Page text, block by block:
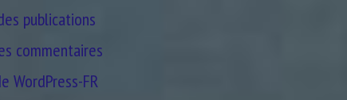
publications
commentaires
WordPress-FR